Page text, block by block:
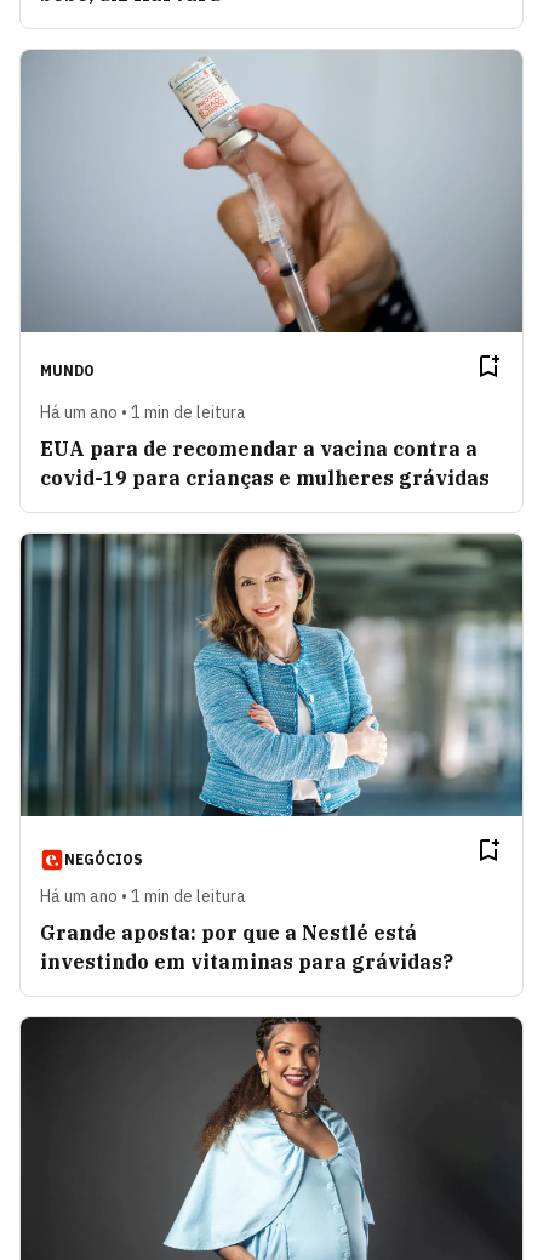
MUNDO
Há um ano • 1 min de leitura
EUA para de recomendar a vacina contra a
covid-19 para crianças e mulheres grávidas
NEGÓCIOS
Há um ano • 1 min de leitura
Grande aposta: por que a Nestlé está
investindo em vitaminas para grávidas?